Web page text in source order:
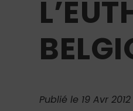
Publié le 19 Avr 2012